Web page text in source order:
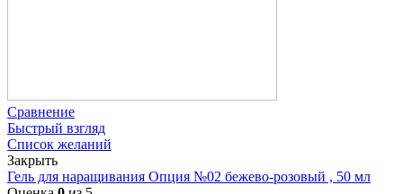
Сравнение
Быстрый взгляд
Список желаний
Закрыть
Гель для наращивания Опция №02 бежево-розовый , 50 мл